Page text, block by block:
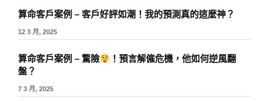
算命客戶案例 – 客戶好評如潮！我的預測真的這麼神？
12 3 月, 2025
算命客戶案例 – 驚險
！預言解僱危機，他如何逆風翻
盤？
7 3 月, 2025